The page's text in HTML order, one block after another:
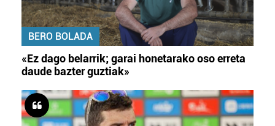
BERO BOLADA
«Ez dago belarrik; garai honetarako oso erreta
daude bazter guztiak»